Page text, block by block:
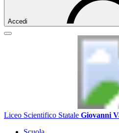
Accedi
Liceo Scientifico Statale Giovanni